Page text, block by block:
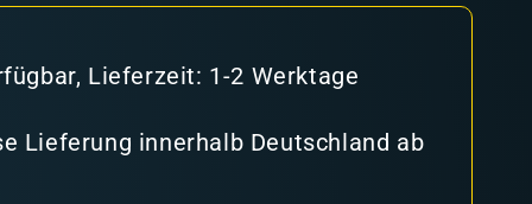
Lieferzeit: 1-2 Werktage
Lieferung innerhalb Deutschland ab